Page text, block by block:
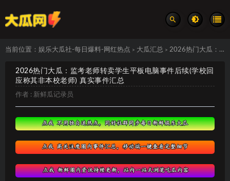
当前位置： 娱乐大瓜社-每日爆料-网红热点 > 大瓜汇总 > 2026热门大瓜：监考老师转卖学生平板电脑事件后续(学校回应称其非本校老师) 真实事件汇总
2026热门大瓜：监考老师转卖学生平板电脑事件后续(学校回
应称其非本校老师) 真实事件汇总
作者 : 新鲜瓜记录员